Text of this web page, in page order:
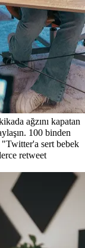
ağzını kapatan
100 binden
sert bebek
retweet